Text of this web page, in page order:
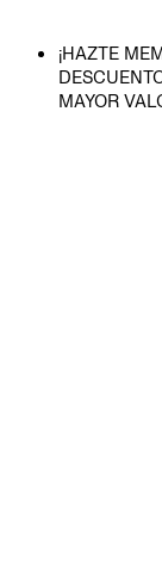
¡HAZTE
MAYOR